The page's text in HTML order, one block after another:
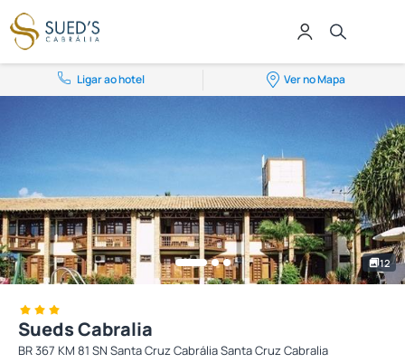
Ligar ao hotel Ver no Mapa
12
Sueds Cabralia
BR 367 KM 81 SN Santa Cruz Cabrália Santa Cruz Cabralia